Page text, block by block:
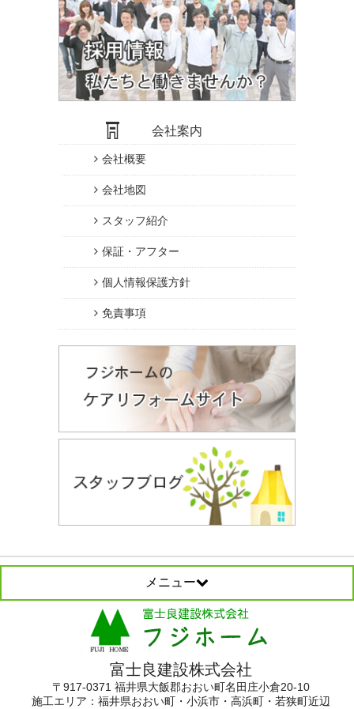
会社案内
会社概要
会社地図
スタッフ紹介
保証・アフター
個人情報保護方針
免責事項
メニュー
富士良建設株式会社
〒917-0371 福井県大飯郡おおい町名田庄小倉20-10
施工エリア： 福井県おおい町・小浜市・高浜町・若狭町近辺